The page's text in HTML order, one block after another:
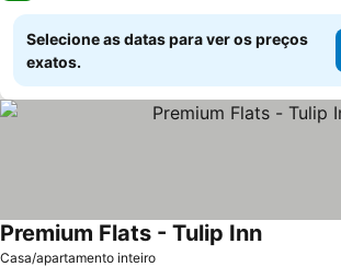
Selecione as datas para ver os preços
exatos.
Casa/apartamento inteiro
Premium Flats - Tulip InnVer preços